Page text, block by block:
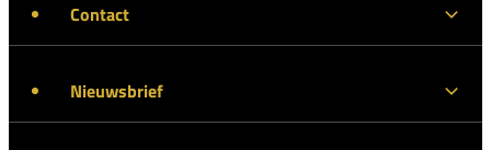
Contact
Nieuwsbrief